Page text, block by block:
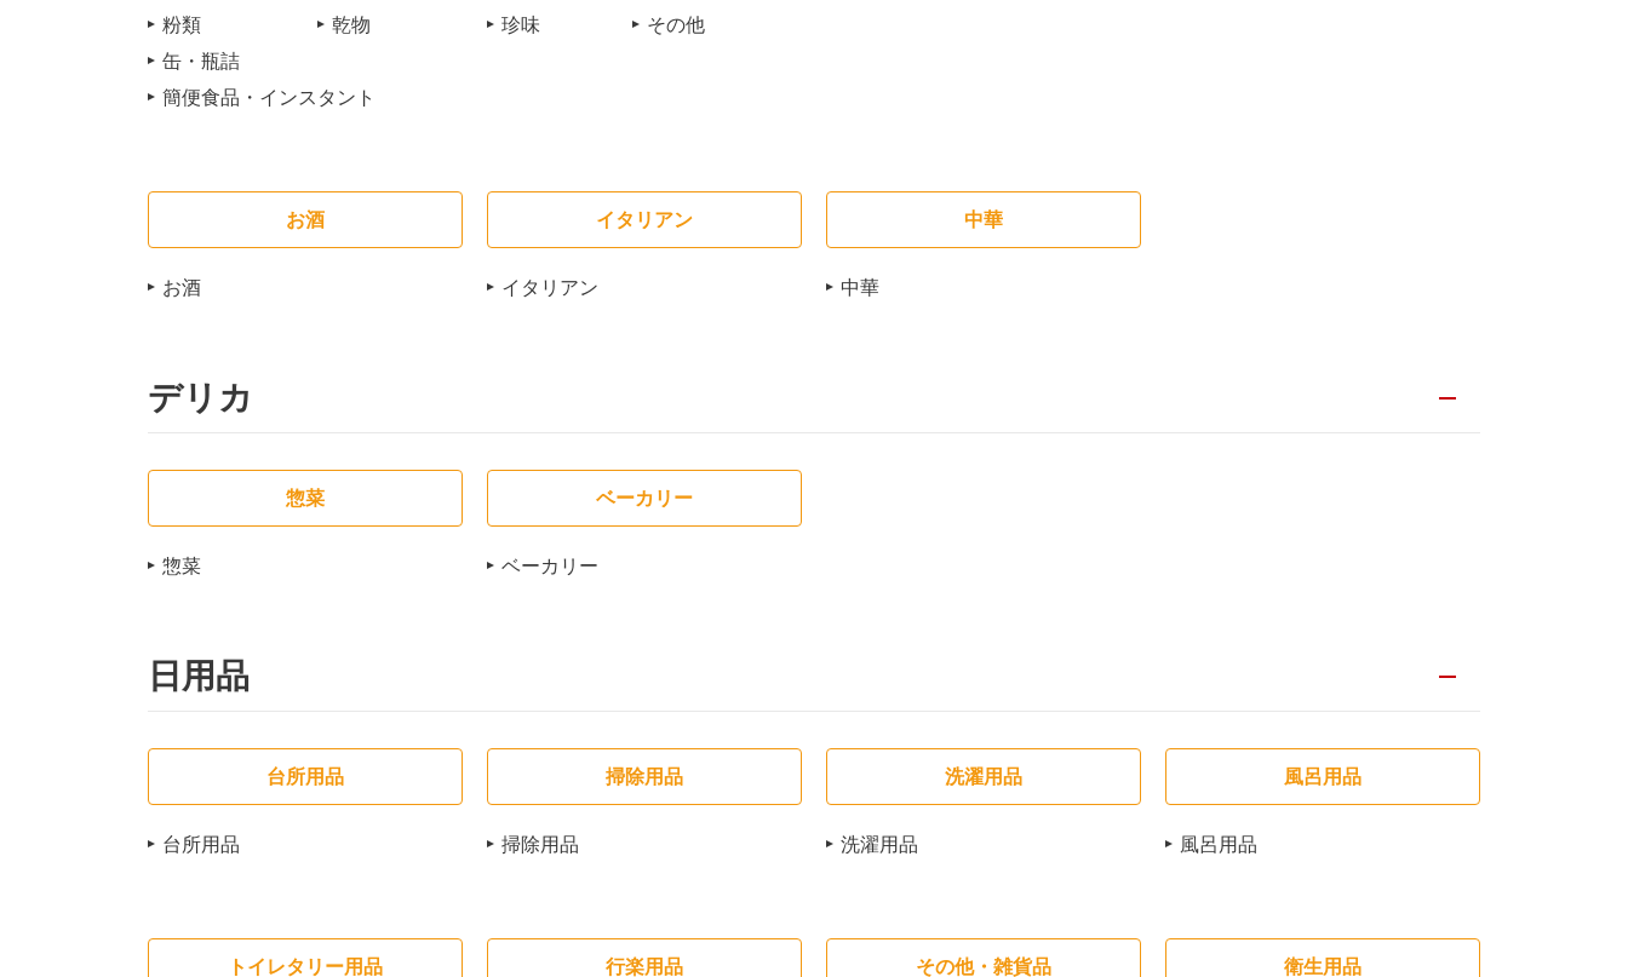
粉類
乾物
缶・瓶詰
簡便食品・インスタント
珍味
その他
お酒
お酒
イタリアン
イタリアン
中華
中華
デリカ
惣菜
惣菜
ベーカリー
ベーカリー
日用品
台所用品
台所用品
掃除用品
掃除用品
洗濯用品
洗濯用品
風呂用品
風呂用品
トイレタリー用品 行楽用品 その他・雑貨品 衛生用品